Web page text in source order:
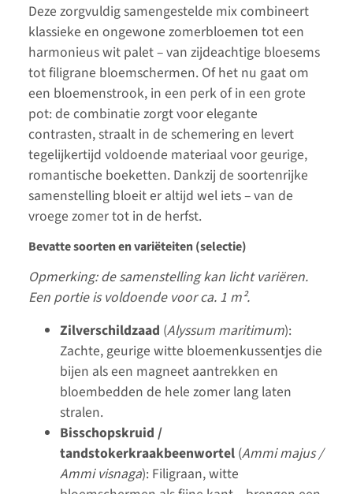
Deze zorgvuldig samengestelde mix combineert
klassieke en ongewone zomerbloemen tot een
harmonieus wit palet – van zijdeachtige bloesems
tot filigrane bloemschermen. Of het nu gaat om
een bloemenstrook, in een perk of in een grote
pot: de combinatie zorgt voor elegante
contrasten, straalt in de schemering en levert
tegelijkertijd voldoende materiaal voor geurige,
romantische boeketten. Dankzij de soortenrijke
samenstelling bloeit er altijd wel iets – van de
vroege zomer tot in de herfst.
Bevatte soorten en variëteiten (selectie)
Opmerking: de samenstelling kan licht variëren.
Een portie is voldoende voor ca. 1 m².
Zilverschildzaad (Alyssum maritimum):
Zachte, geurige witte bloemenkussentjes die
bijen als een magneet aantrekken en
bloembedden de hele zomer lang laten
stralen.
Bisschopskruid /
tandstokerkraakbeenwortel (Ammi majus /
Ammi visnaga): Filigraan, witte